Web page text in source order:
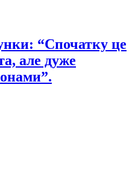
“Спочатку це
але дуже